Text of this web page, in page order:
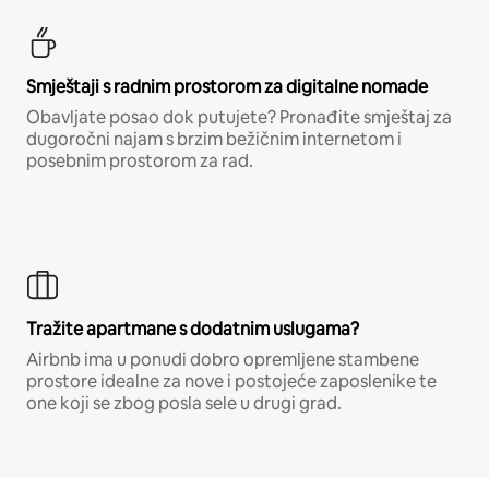
Smještaji s radnim prostorom za digitalne nomade
Obavljate posao dok putujete? Pronađite smještaj za
dugoročni najam s brzim bežičnim internetom i
posebnim prostorom za rad.
Tražite apartmane s dodatnim uslugama?
Airbnb ima u ponudi dobro opremljene stambene
prostore idealne za nove i postojeće zaposlenike te
one koji se zbog posla sele u drugi grad.